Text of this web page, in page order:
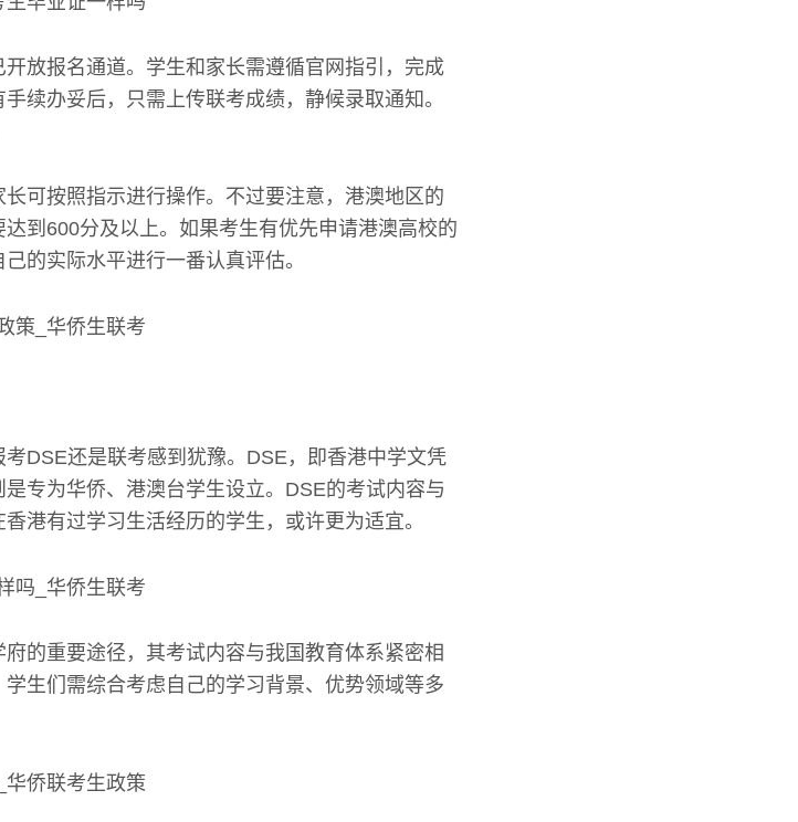
放报名通道。学生和家长需遵循官网指引，完成
续办妥后，只需上传联考成绩，静候录取通知。
可按照指示进行操作。不过要注意，港澳地区的
到600分及以上。如果考生有优先申请港澳高校的
的实际水平进行一番认真评估。
DSE还是联考感到犹豫。DSE，即香港中学文凭
专为华侨、港澳台学生设立。DSE的考试内容与
港有过学习生活经历的学生，或许更为适宜。
的重要途径，其考试内容与我国教育体系紧密相
生们需综合考虑自己的学习背景、优势领域等多